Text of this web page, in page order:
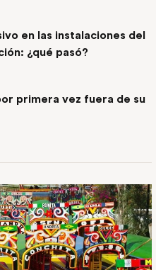
en las instalaciones del
¿qué pasó?
primera vez fuera de su